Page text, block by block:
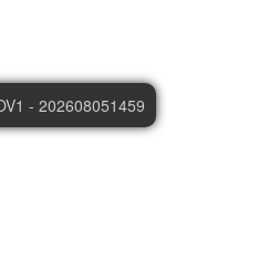
- 202608051459